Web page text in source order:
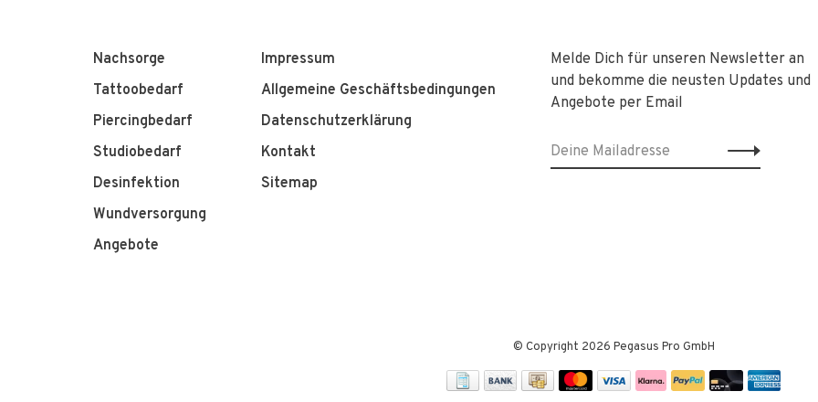
Nachsorge
Tattoobedarf
Piercingbedarf
Studiobedarf
Desinfektion
Wundversorgung
Angebote
Impressum
Allgemeine Geschäftsbedingungen
Datenschutzerklärung
Kontakt
Sitemap
Melde Dich für unseren Newsletter an
und bekomme die neusten Updates und
Angebote per Email
© Copyright 2026 Pegasus Pro GmbH